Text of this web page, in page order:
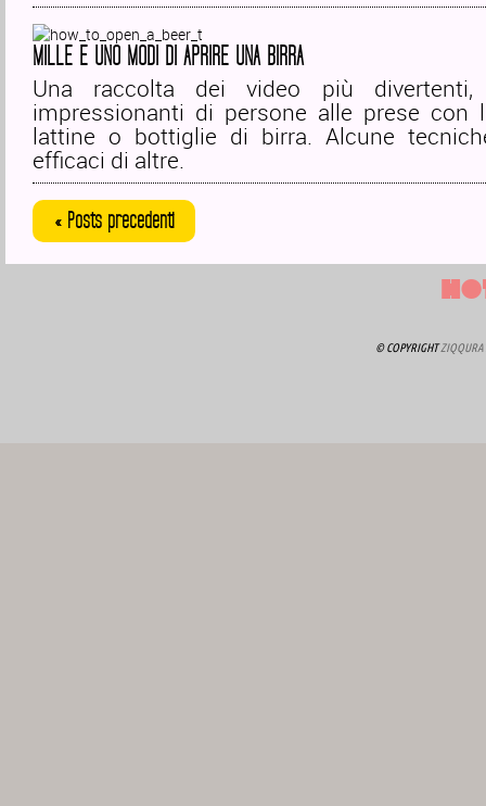
MILLE E UNO MODI DI APRIRE UNA BIRRA
Una raccolta dei video più divertenti,
impressionanti di persone alle prese con
lattine o bottiglie di birra. Alcune
efficaci di altre.
« Posts precedenti
© COPYRIGHT